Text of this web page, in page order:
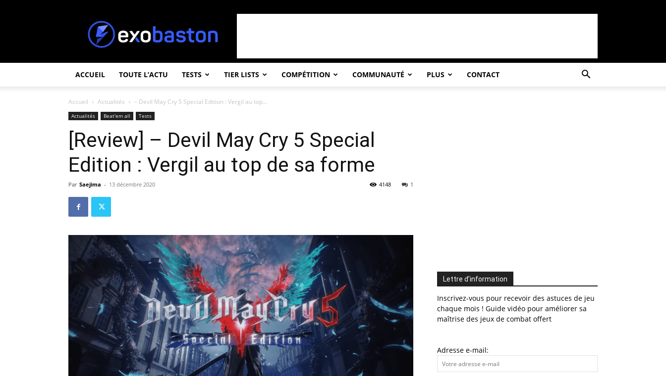
ACCUEIL TOUTE L’ACTU TESTS TIER LISTS COMPÉTITION COMMUNAUTÉ PLUS CONTACT
Accueil Actualités – Devil May Cry 5 Special Edition : Vergil au top...
Actualités Beat'em all Tests
[Review] – Devil May Cry 5 Special
Edition : Vergil au top de sa forme
Par Saejima - 13 décembre 2020 1
4148
Lettre d’information
Inscrivez-vous pour recevoir des astuces de jeu
chaque mois ! Guide vidéo pour améliorer sa
maîtrise des jeux de combat offert
Adresse e-mail: